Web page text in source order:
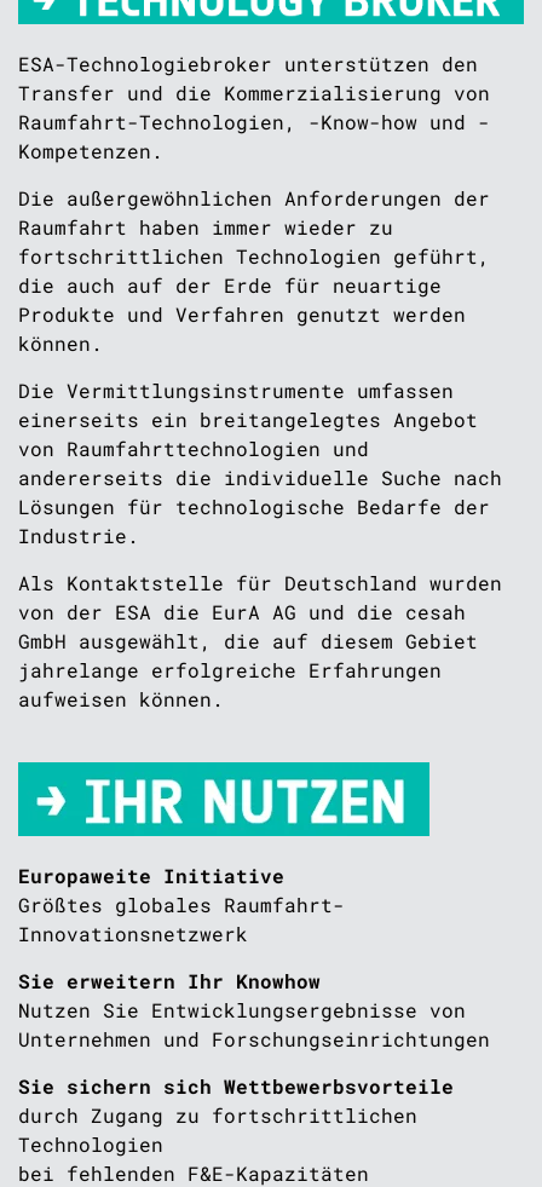
ESA-Technologiebroker unterstützen den
Transfer und die Kommerzialisierung von
Raumfahrt-Technologien, -Know-how und -
Kompetenzen.
Die außergewöhnlichen Anforderungen der
Raumfahrt haben immer wieder zu
fortschrittlichen Technologien geführt,
die auch auf der Erde für neuartige
Produkte und Verfahren genutzt werden
können.
Die Vermittlungsinstrumente umfassen
einerseits ein breitangelegtes Angebot
von Raumfahrttechnologien und
andererseits die individuelle Suche nach
Lösungen für technologische Bedarfe der
Industrie.
Als Kontaktstelle für Deutschland wurden
von der ESA die EurA AG und die cesah
GmbH ausgewählt, die auf diesem Gebiet
jahrelange erfolgreiche Erfahrungen
aufweisen können.
Europaweite Initiative
Größtes globales Raumfahrt-
Innovationsnetzwerk
Sie erweitern Ihr Knowhow
Nutzen Sie Entwicklungsergebnisse von
Unternehmen und Forschungseinrichtungen
Sie sichern sich Wettbewerbsvorteile
durch Zugang zu fortschrittlichen
Technologien
bei fehlenden F&E-Kapazitäten